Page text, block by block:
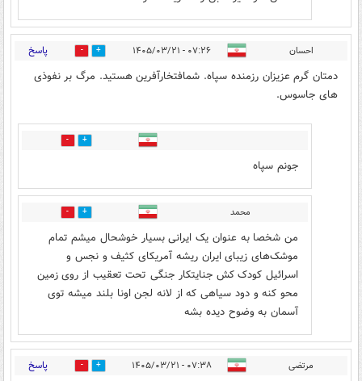
احسان ۰۷:۲۶ - ۱۴۰۵/۰۳/۲۱ 19 پاسخ
دمتان گرم عزیزان رزمنده سپاه. شمافتخارآفرین هستید. مرگ بر نفوذی
های جاسوس.
7
جونم سپاه
محمد 4
من شخصا به عنوان یک ایرانی بسیار خوشحال میشم تمام
موشک‌های زیبای ایران ریشه آمریکای کثیف و نجس و
اسرائیل کودک کش جنایتکار جنگی تحت تعقیب از روی زمین
محو کنه و دود سیاهی که از لانه لجن اونا بلند میشه توی
آسمان به وضوح دیده بشه
مرتضی ۰۷:۳۸ - ۱۴۰۵/۰۳/۲۱ 14 پاسخ